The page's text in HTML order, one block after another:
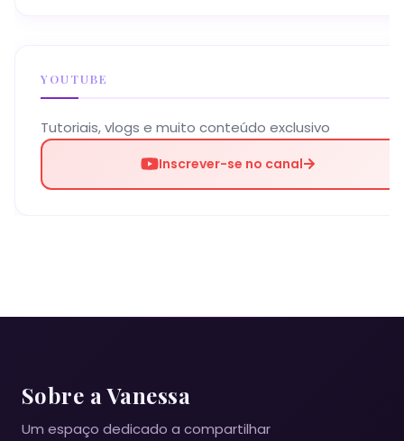
YOUTUBE
Tutoriais, vlogs e muito conteúdo exclusivo
Inscrever-se no canal
Sobre a Vanessa
Um espaço dedicado a compartilhar